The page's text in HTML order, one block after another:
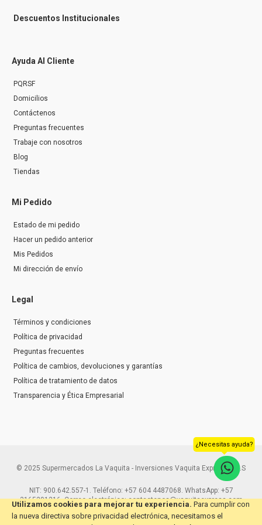
Utilizamos cookies para mejorar tu experiencia. Para cumplir con
la nueva directiva sobre privacidad electrónica, necesitamos el
Descuentos Institucionales
Ayuda Al Cliente
PQRSF
Domicilios
Contáctenos
Preguntas frecuentes
Trabaje con nosotros
Blog
Tiendas
Mi Pedido
Estado de mi pedido
Hacer un pedido anterior
Mis Pedidos
Mi dirección de envío
Legal
Términos y condiciones
Política de privacidad
Preguntas frecuentes
Política de cambios, devoluciones y garantías
Política de tratamiento de datos
Transparencia y Ética Empresarial
© 2025 Supermercados La Vaquita - Inversiones Vaquita Express S.A.S
NIT: 900.642.557-1. Teléfono: +57 604 4487068. WhatsApp: +57
3165291216. Correo electrónico: contactenos@vaquitaexpress.com
¿Necesitas ayuda?